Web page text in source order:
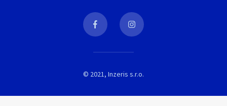
© 2021, Inzeris s.r.o.